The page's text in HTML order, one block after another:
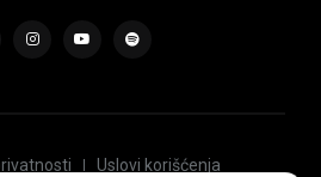
Uslovi korišćenja